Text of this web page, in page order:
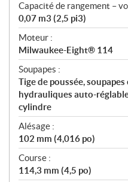
Capacité de rangement –
0,07 m3 (2,5 pi3)
Moteur :
Milwaukee-Eight® 114
Soupapes :
Tige de poussée,
hydrauliques auto-
cylindre
Alésage :
102 mm (4,016 po)
Course :
114,3 mm (4,5 po)